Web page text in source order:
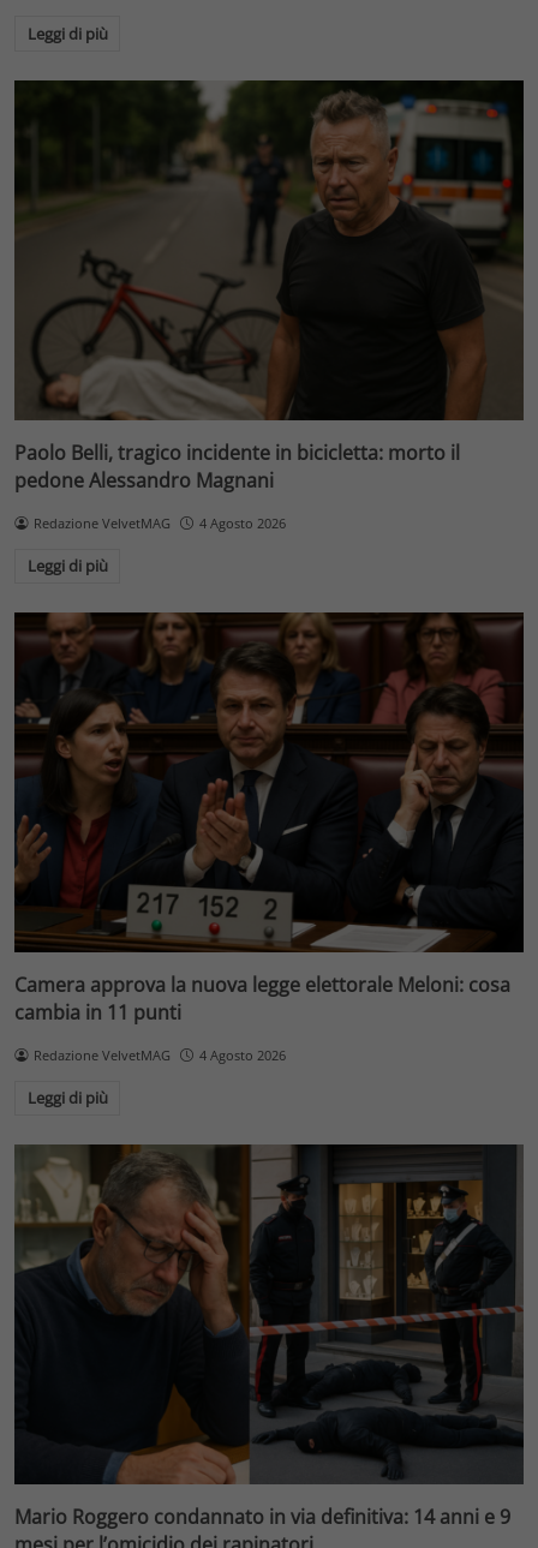
Leggi di più
Paolo Belli, tragico incidente in bicicletta: morto il
pedone Alessandro Magnani
Redazione VelvetMAG 4 Agosto 2026
Leggi di più
Camera approva la nuova legge elettorale Meloni: cosa
cambia in 11 punti
Redazione VelvetMAG 4 Agosto 2026
Leggi di più
Mario Roggero condannato in via definitiva: 14 anni e 9